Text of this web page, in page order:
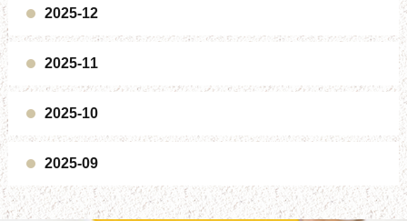
2025-12
2025-11
2025-10
2025-09